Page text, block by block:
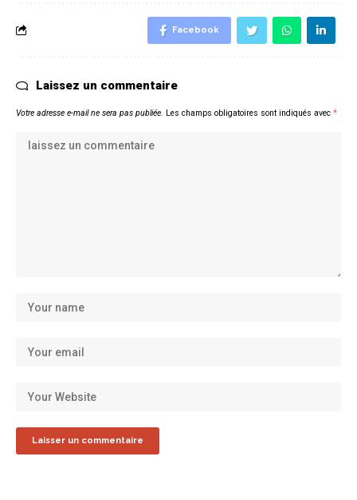
Facebook
Laissez un commentaire
Votre adresse e-mail ne sera pas publiée. Les champs obligatoires sont indiqués avec *